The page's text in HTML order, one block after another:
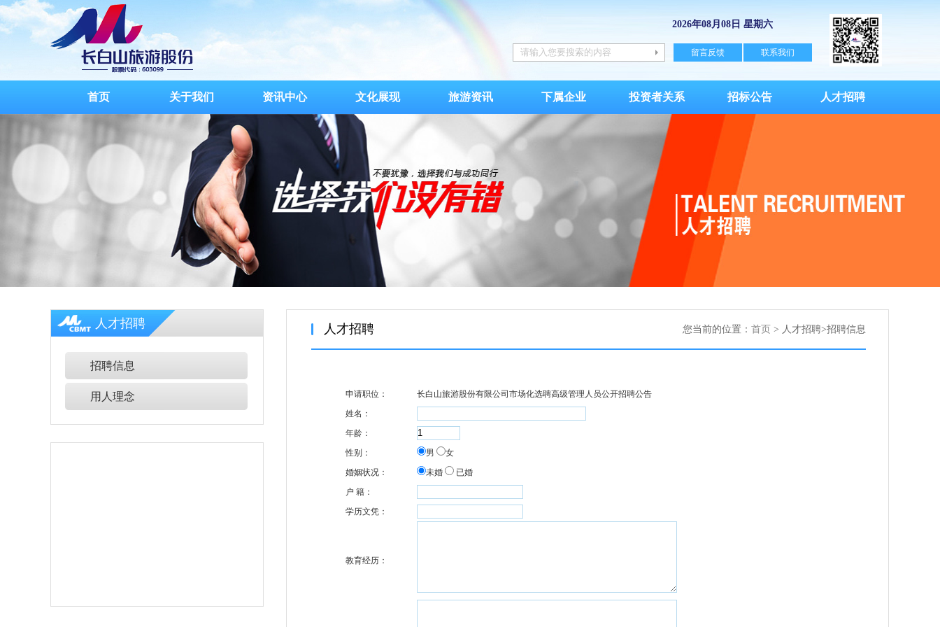
2026年08月08日 星期六
留言反馈 联系我们
首页 关于我们 资讯中心 文化展现 旅游资讯 下属企业 投资者关系 招标公告 人才招聘
人才招聘
招聘信息
用人理念
您当前的位置： 首页 > 人才招聘>招聘信息
人才招聘
申请职位：
长白山旅游股份有限公司市场化选聘高级管理人员公开招聘公告
姓名：
年龄：
性别：
男
女
婚姻状况：
未婚
已婚
户 籍：
学历文凭：
教育经历：